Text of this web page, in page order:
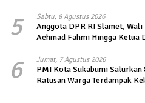
5 Sabtu, 8 Agustus 2026
Anggota DPR RI Slamet,
Achmad Fahmi Hingga Ketua
6 Jumat, 7 Agustus 2026
PMI Kota Sukabumi
Ratusan Warga Terdampak